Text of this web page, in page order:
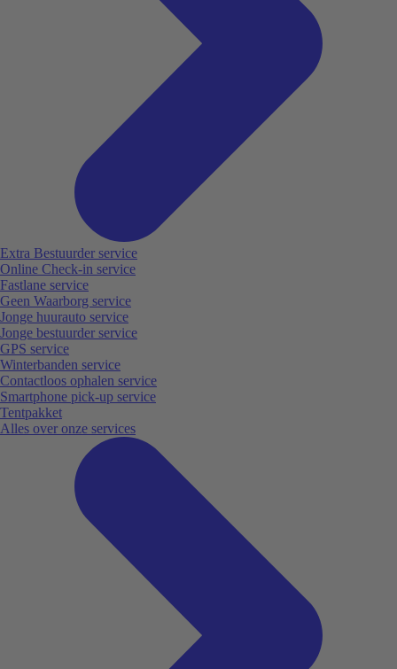
Extra Bestuurder service
Online Check-in service
Fastlane service
Geen Waarborg service
Jonge huurauto service
Jonge bestuurder service
GPS service
Winterbanden service
Contactloos ophalen service
Smartphone pick-up service
Tentpakket
Alles over onze services